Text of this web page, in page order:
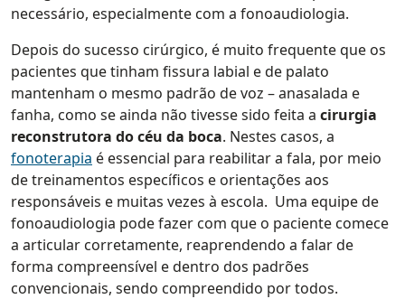
necessário, especialmente com a fonoaudiologia.
Depois do sucesso cirúrgico, é muito frequente que os
pacientes que tinham fissura labial e de palato
mantenham o mesmo padrão de voz – anasalada e
fanha, como se ainda não tivesse sido feita a cirurgia
reconstrutora do céu da boca. Nestes casos, a
fonoterapia é essencial para reabilitar a fala, por meio
de treinamentos específicos e orientações aos
responsáveis e muitas vezes à escola. Uma equipe de
fonoaudiologia pode fazer com que o paciente comece
a articular corretamente, reaprendendo a falar de
forma compreensível e dentro dos padrões
convencionais, sendo compreendido por todos.